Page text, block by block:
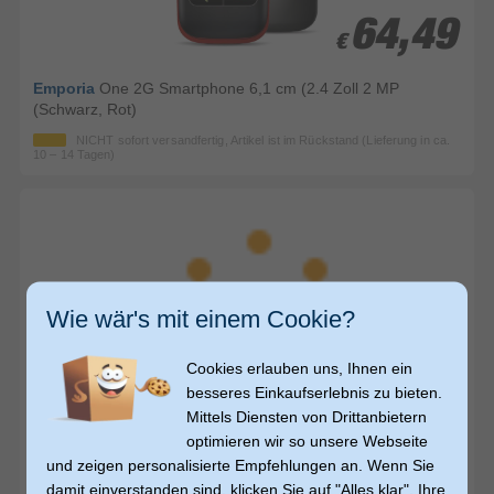
€ 64,49
€ 64,49
Emporia One 2G Smartphone 6,1 cm (2.4 Zoll 2 MP
(Schwarz, Rot)
NICHT sofort versandfertig, Artikel ist im Rückstand (Lieferung in ca.
10 – 14 Tagen)
versandkostenfrei € 99,99
€ 99,99
Pure V76 4G Smartphone 5,87 cm (2.31 Zoll) 2 MP
Single SIM (Schwarz)
Wie wär's mit einem Cookie?
Cookies erlauben uns, Ihnen ein
besseres Einkaufserlebnis zu bieten.
Mittels Diensten von Drittanbietern
optimieren wir so unsere Webseite
und zeigen personalisierte Empfehlungen an. Wenn Sie
damit einverstanden sind, klicken Sie auf "Alles klar". Ihre